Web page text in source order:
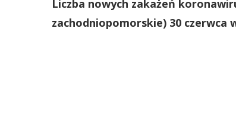
Liczba nowych zakażeń
zachodniopomorskie) 30 czerwca